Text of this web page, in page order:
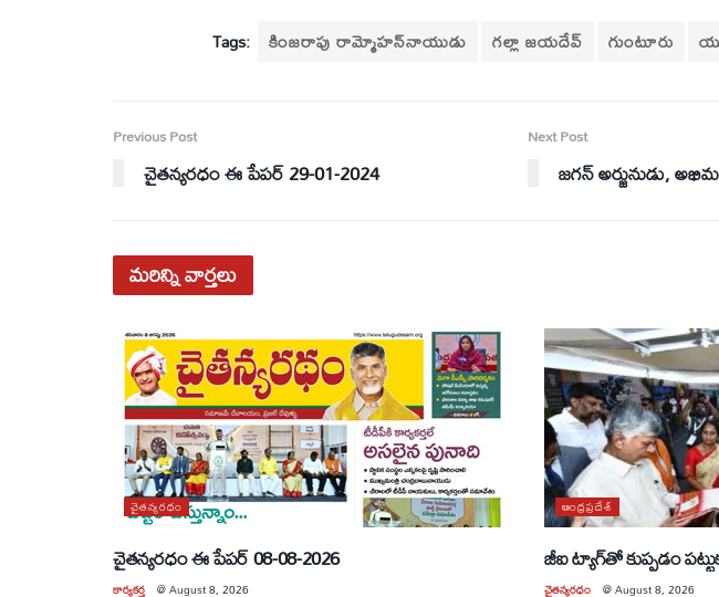
Tags: కింజరాపు రామ్మోహన్‌నాయుడు గల్లా జయదేవ్ గుంటూరు
Previous Post
చైతన్యరధం ఈ పేపర్ 29-01-2024
Next Post
జగన్‌ అర్జునుడు,
మరిన్నివార్తలు
చైతన్యరధం
చైతన్యరధం ఈ పేపర్ 08-08-2026
కార్యకర్త @August 8, 2026
ఆంధ్రప్రదేశ్
జీఐ ట్యాగ్‌తో కుప్పడం
చైతన్యరధం @August 8, 2026